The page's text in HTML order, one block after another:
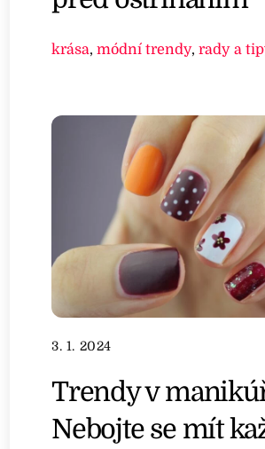
krása,módní trendy,rady a
3. 1. 2024
Trendy v
Nebojte se mít